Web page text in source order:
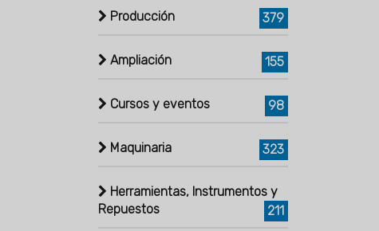
Producción 379
Ampliación 155
Cursos y eventos 98
Maquinaria 323
Herramientas, Instrumentos y
Repuestos
211